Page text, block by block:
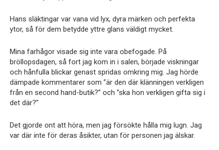
Hans släktingar var vana vid lyx, dyra märken och perfekta
ytor, så för dem betydde yttre glans väldigt mycket.
Mina farhågor visade sig inte vara obefogade. På
bröllopsdagen, så fort jag kom in i salen, började viskningar
och hånfulla blickar genast spridas omkring mig. Jag hörde
dämpade kommentarer som ”är den där klänningen verkligen
från en second hand-butik?” och ”ska hon verkligen gifta sig i
det där?”
Det gjorde ont att höra, men jag försökte hålla mig lugn. Jag
var där inte för deras åsikter, utan för personen jag älskar.